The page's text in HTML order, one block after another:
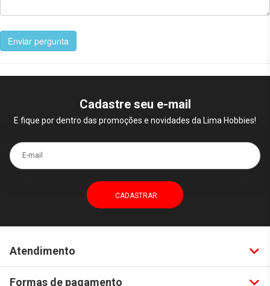
Enviar pergunta
Cadastre seu e-mail
E fique por dentro das promoções e novidades da Lima Hobbies!
E-mail
Atendimento
Formas de pagamento